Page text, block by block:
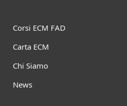
Corsi ECM FAD
Carta ECM
Chi Siamo
News